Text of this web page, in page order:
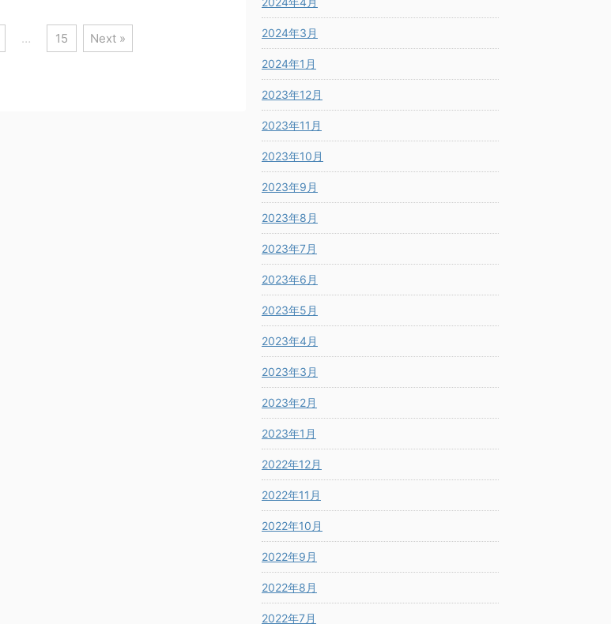
… 15 Next » 2024年3月
2024年1月
2023年12月
2023年11月
2023年10月
2023年9月
2023年8月
2023年7月
2023年6月
2023年5月
2023年4月
2023年3月
2023年2月
2023年1月
2022年12月
2022年11月
2022年10月
2022年9月
2022年8月
2022年7月